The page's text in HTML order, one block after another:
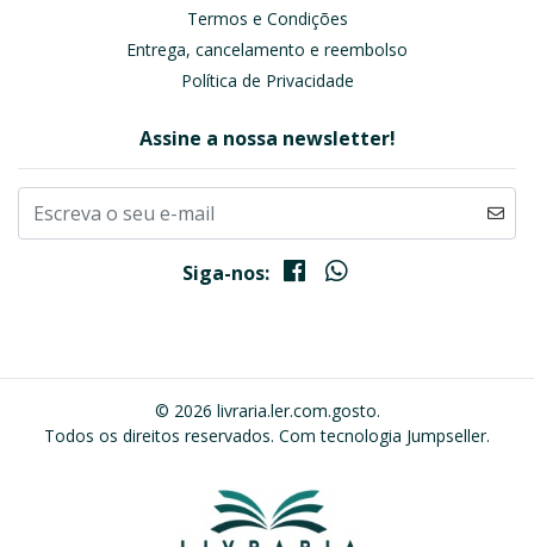
Termos e Condições
Entrega, cancelamento e reembolso
Política de Privacidade
Assine a nossa newsletter!
Siga-nos:
© 2026 livraria.ler.com.gosto.
Todos os direitos reservados. Com tecnologia Jumpseller.